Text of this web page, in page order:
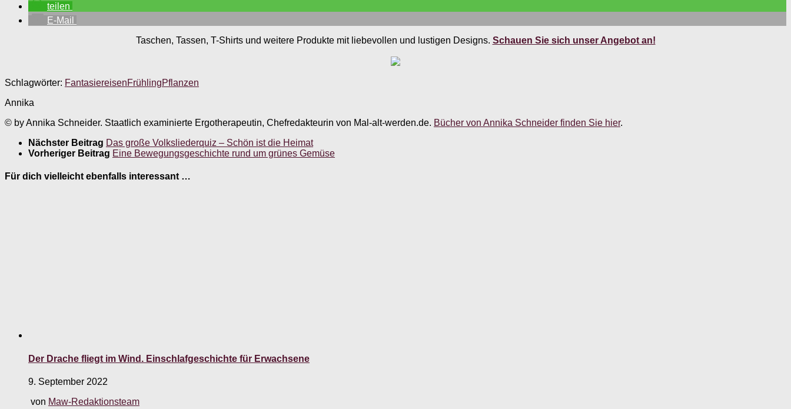
teilen
E-Mail
Taschen, Tassen, T-Shirts und weitere Produkte mit liebevollen und lustigen Designs. Schauen Sie sich unser Angebot an!
Schlagwörter: FantasiereisenFrühlingPflanzen
Annika
© by Annika Schneider. Staatlich examinierte Ergotherapeutin, Chefredakteurin von Mal-alt-werden.de. Bücher von Annika Schneider finden Sie hier.
Nächster Beitrag Das große Volksliederquiz – Schön ist die Heimat
Vorheriger Beitrag Eine Bewegungsgeschichte rund um grünes Gemüse
Für dich vielleicht ebenfalls interessant …
Der Drache fliegt im Wind. Einschlafgeschichte für Erwachsene
9. September 2022
von Maw-Redaktionsteam